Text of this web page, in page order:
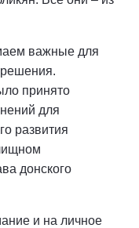
важные для
принято
для
развития
донского
и на личное